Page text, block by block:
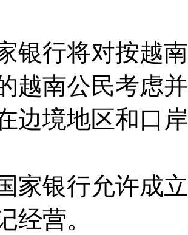
银行将对按越
越南公民考虑
边境地区和口
家银行允许成
经营。